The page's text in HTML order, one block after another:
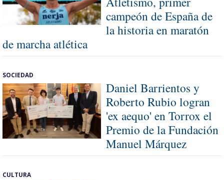
campeón de España de
la historia en maratón
de marcha atlética
SOCIEDAD
Daniel Barrientos y
Roberto Rubio logran
'ex aequo' en Torrox el
Premio de la Fundación
Manuel Márquez
CULTURA